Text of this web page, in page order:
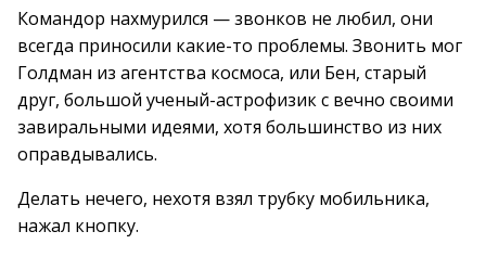
Командор нахмурился — звонков не любил, они
всегда приносили какие-то проблемы. Звонить мог
Голдман из агентства космоса, или Бен, старый
друг, большой ученый-астрофизик с вечно своими
завиральными идеями, хотя большинство из них
оправдывались.
Делать нечего, нехотя взял трубку мобильника,
нажал кнопку.